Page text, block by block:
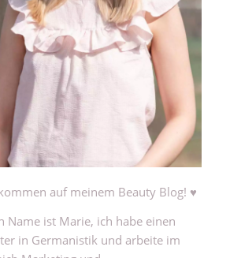
auf meinem Beauty Blog! ♥
Name ist Marie, ich habe einen
in Germanistik und arbeite im